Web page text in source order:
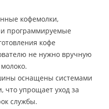
кофемолки,
программируемые
кофе
не нужно вручную
оснащены системами
что упрощает уход за
службы.